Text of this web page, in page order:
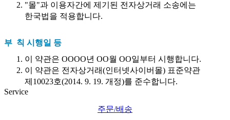
"몰"과 이용자간에 제기된 전자상거래 소송에는
한국법을 적용합니다.
부 칙 시행일 등
이 약관은 OOOO년 OO월 OO일부터 시행합니다.
이 약관은 전자상거래(인터넷사이버몰) 표준약관
제10023호(2014. 9. 19. 개정)를 준수합니다.
Service
주문/배송